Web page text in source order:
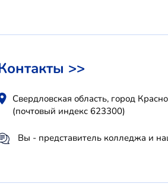
>>
Свердловская область, город
(почтовый индекс 623300)
Вы - представитель колледжа и